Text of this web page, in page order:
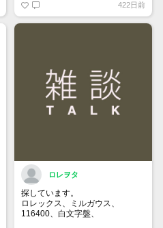
422日前
ロレヲタ
探しています。
ロレックス、ミルガウス、
116400、白文字盤、